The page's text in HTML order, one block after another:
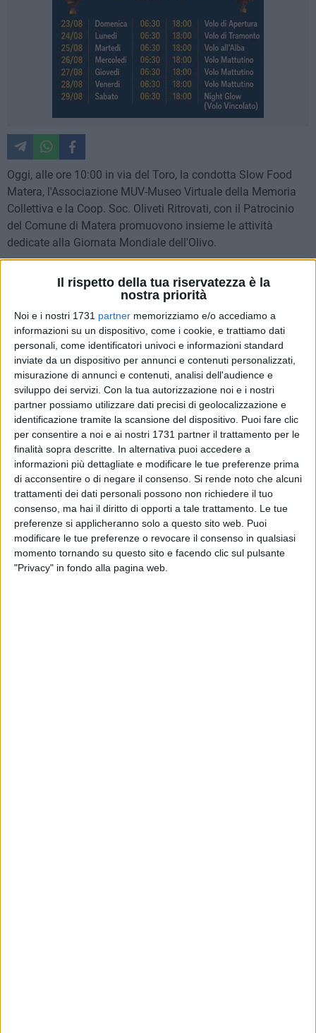
Il rispetto della tua riservatezza è la
nostra priorità
Noi e i nostri 1731 partner memorizziamo e/o accediamo a
informazioni su un dispositivo, come i cookie, e trattiamo dati
personali, come identificatori univoci e informazioni standard
inviate da un dispositivo per annunci e contenuti personalizzati,
misurazione di annunci e contenuti, analisi dell'audience e
sviluppo dei servizi. Con la tua autorizzazione noi e i nostri
partner possiamo utilizzare dati precisi di geolocalizzazione e
identificazione tramite la scansione del dispositivo. Puoi fare clic
per consentire a noi e ai nostri 1731 partner il trattamento per le
finalità sopra descritte. In alternativa puoi accedere a
informazioni più dettagliate e modificare le tue preferenze prima
di acconsentire o di negare il consenso. Si rende noto che alcuni
trattamenti dei dati personali possono non richiedere il tuo
consenso, ma hai il diritto di opporti a tale trattamento. Le tue
preferenze si applicheranno solo a questo sito web. Puoi
modificare le tue preferenze o revocare il consenso in qualsiasi
momento tornando su questo sito e facendo clic sul pulsante
"Privacy" in fondo alla pagina web.
Oggi, alle ore 10:00 in via del Toro, la condotta Slow Food
Matera, l'Associazione MUV-Museo Virtuale della Memoria
Collettiva e la Coop. Soc. Oliveti Ritrovati, con il Patrocinio
del Comune di Matera promuovono insieme le attività
dedicate alla Giornata Mondiale dell'Olivo.
Approvata dall'UNESCO nel 2019 con una risoluzione che
invita i governi e le istituzioni del mondo intero a riconoscere
il valore dell'albero della pace come albero protettore del
nostro pianeta, la Giornata mondiale dell'Olivo del 26
novembre è una data decisiva per sottolineare il ruolo
fondamentale dell'olivicoltura nella lotta al cambiamento
climatico e nello sviluppo sostenibile delle economie di
comunità. La Giornata Mondiale del 26 novembre è stata
istituita dall'UNESCO con l'intento di proteggere l'albero
d'olivo e tutelare i valori di cui è simbolo: ricchezza,
saggezza e armonia con la natura. La coltivazione dell'olivo
combatte la desertificazione e l'erosione del suolo inoltre
sono ampiamente riconosciute le virtù dell'olio di oliva per la
salute, le sue proprietà terapeutiche e i suoi benefici
alimentari, infine l'olivo è da sempre simbolo di concordia,
scambio e pace tra i popoli del Mediterraneo.
In aderenza a questi principi, Slow Food Matera,